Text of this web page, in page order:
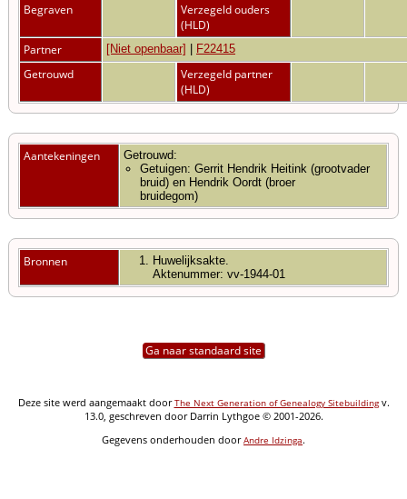
Begraven
Verzegeld ouders
(HLD)
Partner
[Niet openbaar] F22415
Getrouwd
Verzegeld partner
(HLD)
Aantekeningen
Getrouwd:
Getuigen: Gerrit Hendrik Heitink (grootvader
bruid) en Hendrik Oordt (broer
bruidegom)
Bronnen
Huwelijksakte.
Aktenummer: vv-1944-01
Ga naar standaard site
Deze site werd aangemaakt doorThe Next Generation of Genealogy Sitebuildingv.
13.0, geschreven door Darrin Lythgoe © 2001-2026.
Gegevens onderhouden doorAndre Idzinga.